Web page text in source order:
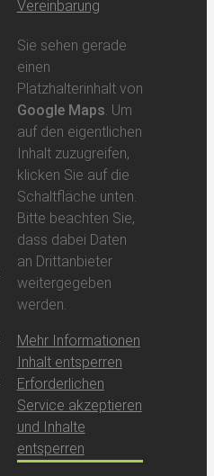
Vereinbarung
Sie sehen gerade
einen
Platzhalterinhalt von
Google Maps. Um
auf den eigentlichen
Inhalt zuzugreifen,
klicken Sie auf die
Schaltfläche unten.
Bitte beachten Sie,
dass dabei Daten
an Drittanbieter
weitergegeben
werden.
Mehr Informationen
Inhalt entsperren
Erforderlichen
Service akzeptieren
und Inhalte
entsperren